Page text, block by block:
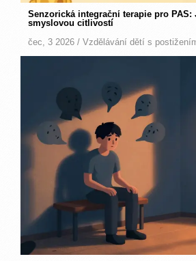
Senzorická integrační terapie pro PAS:
smyslovou citlivostí
čec, 3 2026 /Vzdělávání dětí s